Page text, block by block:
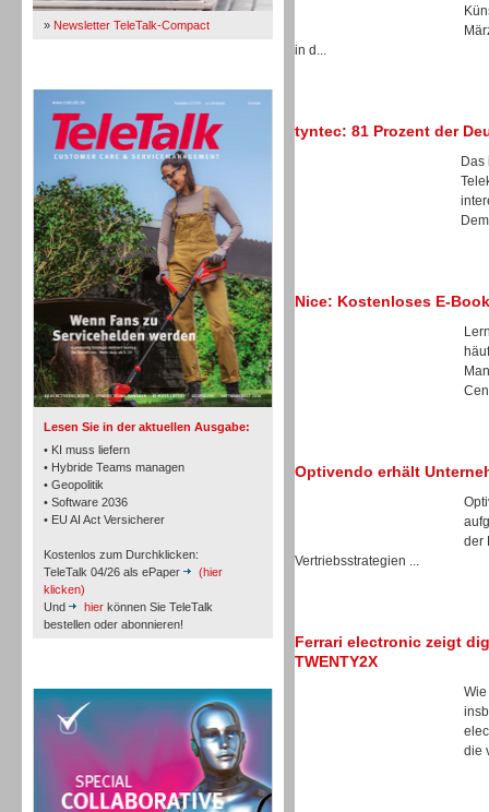
» Newsletter TeleTalk-Compact
Lesen Sie in der aktuellen Ausgabe:
• KI muss liefern
• Hybride Teams managen
• Geopolitik
• Software 2036
• EU AI Act Versicherer
Kostenlos zum Durchklicken:
TeleTalk 04/26 als ePaper
(hier
klicken)
Und
hier können Sie TeleTalk
bestellen oder abonnieren!
TK- und ACD-Systeme
Workforce-Management
Personal
in d...
tyntec: 81 Prozent der
Das
Nice: Kostenloses E-
Optivendo erhält
der
Vertriebsstrategien ...
Ferrari electronic zeigt
TWENTY2X
die